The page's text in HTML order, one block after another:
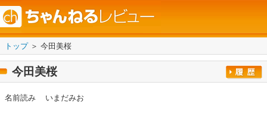
トップ＞ 今田美桜
今田美桜
名前読み いまだみお